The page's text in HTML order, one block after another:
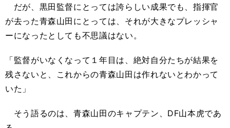
だが、黒田監督にとっては誇らしい成果でも、指揮官
が去った青森山田にとっては、それが大きなプレッシャ
ーになったとしても不思議はない。
「監督がいなくなって１年目は、絶対自分たちが結果を
残さないと、これからの青森山田は作れないとわかって
いた」
そう語るのは、青森山田のキャプテン、DF山本虎であ